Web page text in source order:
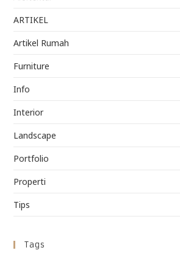
ARTIKEL
Artikel Rumah
Furniture
Info
Interior
Landscape
Portfolio
Properti
Tips
Tags